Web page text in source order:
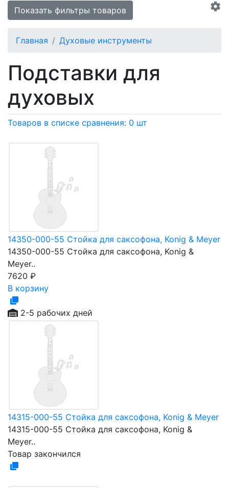
Показать фильтры товаров
Главная Духовые инструменты
Подставки для
духовых
Товаров в списке сравнения: 0 шт
14350-000-55 Стойка для саксофона, Konig & Meyer
14350-000-55 Стойка для саксофона, Konig &
Meyer..
7620 ₽
В корзину
2-5 рабочих дней
14315-000-55 Стойка для саксофона, Konig & Meyer
14315-000-55 Стойка для саксофона, Konig &
Meyer..
Товар закончился